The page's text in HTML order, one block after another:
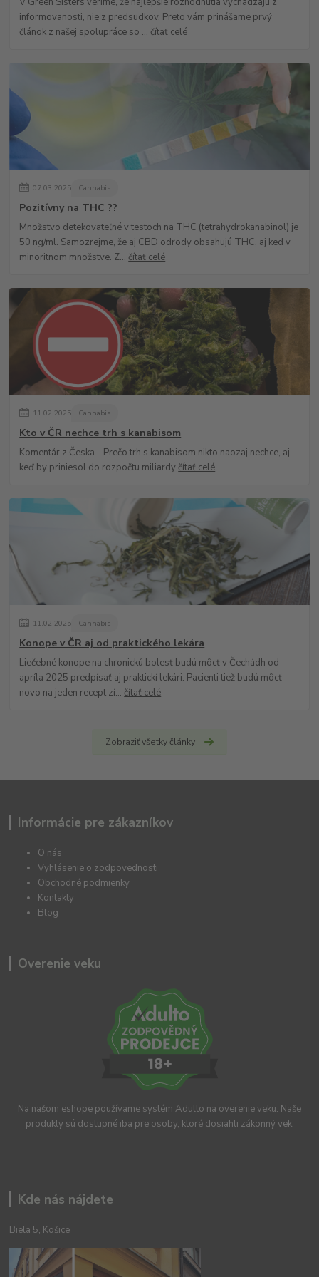
informovanosti, nie z predsudkov. Preto vám prinášame prvý
článok z našej spolupráce so ... čítať celé
07.03.2025 Cannabis
Pozitívny na THC ??
Množstvo detekovateľné v testoch na THC (tetrahydrokanabinol) je
50 ng/ml. Samozrejme, že aj CBD odrody obsahujú THC, aj ked v
minoritnom množstve. Z... čítať celé
11.02.2025 Cannabis
Kto v ČR nechce trh s kanabisom
Komentár z Česka - Prečo trh s kanabisom nikto naozaj nechce, aj
keď by priniesol do rozpočtu miliardy čítať celé
11.02.2025 Cannabis
Konope v ČR aj od praktického lekára
Liečebné konope na chronickú bolesť budú môcť v Čechádh od
apríla 2025 predpísať aj praktickí lekári. Pacienti tiež budú môcť
novo na jeden recept zí... čítať celé
Zobraziť všetky články
Informácie pre zákazníkov
O nás
Vyhlásenie o zodpovednosti
Obchodné podmienky
Kontakty
Blog
Overenie veku
Na našom eshope používame systém Adulto na overenie veku. Naše
produkty sú dostupné iba pre osoby, ktoré dosiahli zákonný vek.
Kde nás nájdete
Biela 5, Košice